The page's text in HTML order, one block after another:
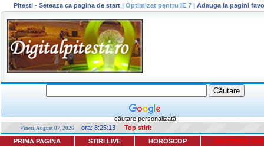
Pitesti - Seteaza ca pagina de start | Optimizat pentru IE 7 | Adauga la pagini
căutare personalizată
Vineri, August 07, 2026 ora: 8:25:13
Top stiri:
PRIMA PAGINA
STIRI LIVE HOROSCOP
INSCRIERE